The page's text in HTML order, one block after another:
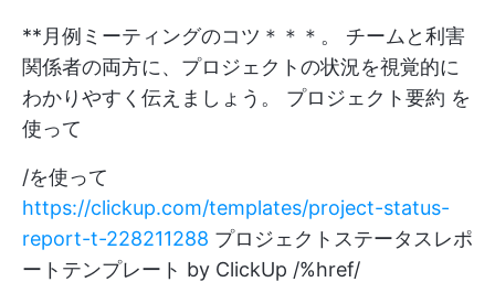
**月例ミーティングのコツ＊＊＊。 チームと利害
関係者の両方に、プロジェクトの状況を視覚的に
わかりやすく伝えましょう。 プロジェクト要約 を
使って
/を使って
https://clickup.com/templates/project-status-
report-t-228211288 プロジェクトステータスレポ
ートテンプレート by ClickUp /%href/